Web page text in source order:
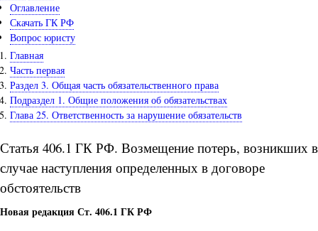
Оглавление
Скачать ГК РФ
Вопрос юристу
Главная
Часть первая
Раздел 3. Общая часть обязательственного права
Подраздел 1. Общие положения об обязательствах
Глава 25. Ответственность за нарушение обязательств
Статья 406.1 ГК РФ. Возмещение потерь, возникших в
случае наступления определенных в договоре
обстоятельств
Новая редакция Ст. 406.1 ГК РФ